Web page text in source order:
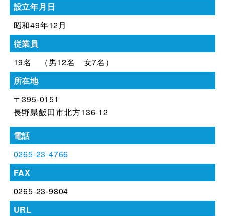
設立年月日
昭和49年12月
従業員
19名 （男12名 女7名）
所在地
〒395-0151
長野県飯田市北方136-12
電話
0265-23-4766
FAX
0265-23-9804
URL